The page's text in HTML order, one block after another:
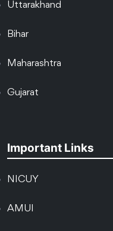
Uttarakhand
Bihar
Maharashtra
Gujarat
Important Links
NICUY
AMUI